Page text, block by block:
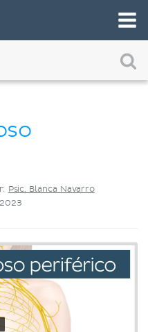
estudio favorita
Psic. Blanca Navarro